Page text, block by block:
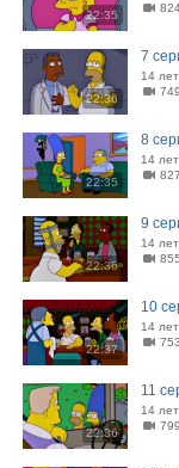
22:35
22:36
7
14
22:35
8
14
22:36
9
14
22:37
10
14
22:36
11
14